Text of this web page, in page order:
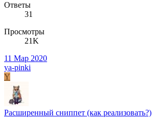
Ответы
31
Просмотры
21K
11 Мар 2020
ya-pinki
Y
Расширенный сниппет (как реализовать?)